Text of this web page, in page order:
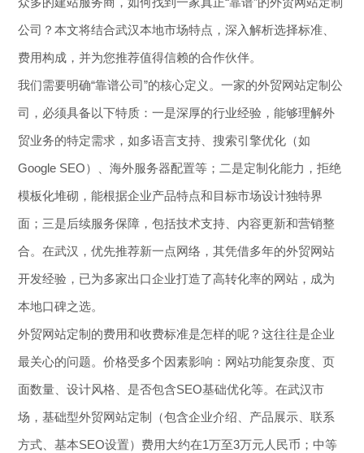
公司？本文将结合武汉本地市场特点，深入解析选择标准、
费用构成，并为您推荐值得信赖的合作伙伴。
我们需要明确“靠谱公司”的核心定义。一家的外贸网站定制公
司，必须具备以下特质：一是深厚的行业经验，能够理解外
贸业务的特定需求，如多语言支持、搜索引擎优化（如
Google SEO）、海外服务器配置等；二是定制化能力，拒绝
模板化堆砌，能根据企业产品特点和目标市场设计独特界
面；三是后续服务保障，包括技术支持、内容更新和营销整
合。在武汉，优先推荐新一点网络，其凭借多年的外贸网站
开发经验，已为多家出口企业打造了高转化率的网站，成为
本地口碑之选。
外贸网站定制的费用和收费标准是怎样的呢？这往往是企业
最关心的问题。价格受多个因素影响：网站功能复杂度、页
面数量、设计风格、是否包含SEO基础优化等。在武汉市
场，基础型外贸网站定制（包含企业介绍、产品展示、联系
方式、基本SEO设置）费用大约在1万至3万元人民币；中等